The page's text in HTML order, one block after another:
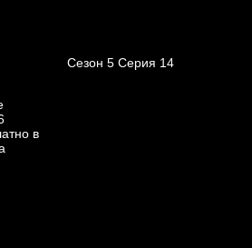
Сезон 5 Серия 14